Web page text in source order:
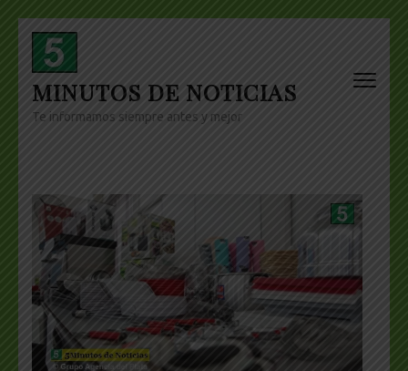
Skip
content
(Press
Enter)
MINUTOS DE NOTICIAS
Te informamos siempre antes y mejor